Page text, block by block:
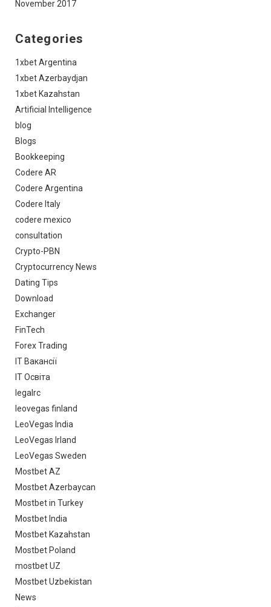
November 2017
Categories
1xbet Argentina
1xbet Azerbaydjan
1xbet Kazahstan
Artificial Intelligence
blog
Blogs
Bookkeeping
Codere AR
Codere Argentina
Codere Italy
codere mexico
consultation
Crypto-PBN
Cryptocurrency News
Dating Tips
Download
Exchanger
FinTech
Forex Trading
IT Вакансії
IT Освіта
legalrc
leovegas finland
LeoVegas India
LeoVegas Irland
LeoVegas Sweden
Mostbet AZ
Mostbet Azerbaycan
Mostbet in Turkey
Mostbet India
Mostbet Kazahstan
Mostbet Poland
mostbet UZ
Mostbet Uzbekistan
News